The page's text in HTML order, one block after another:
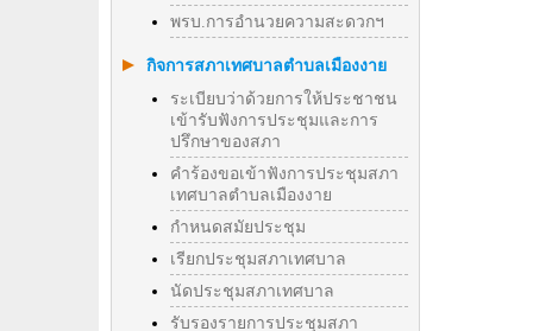
พรบ.การอำนวยความสะดวกฯ
กิจการสภาเทศบาลตำบลเมืองงาย
ระเบียบว่าด้วยการให้ประชาชน
เข้ารับฟังการประชุมและการ
ปรึกษาของสภา
คำร้องขอเข้าฟังการประชุมสภา
เทศบาลตำบลเมืองงาย
กำหนดสมัยประชุม
เรียกประชุมสภาเทศบาล
นัดประชุมสภาเทศบาล
รับรองรายการประชุมสภา